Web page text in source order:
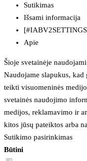
Sutikimas
Išsami informacija
Apie
Šioje svetainėje
Naudojame slapukus,
teikti visuomeninės
svetainės naudojimo
medijos, reklamavimo ir
kitos jūsų pateiktos arba
Sutikimo pasirinkimas
Būtini